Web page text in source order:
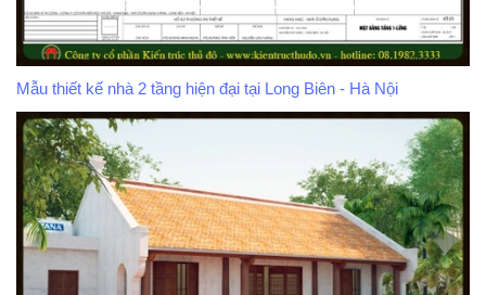
Mẫu thiết kế nhà 2 tầng hiện đại tại Long Biên - Hà Nội